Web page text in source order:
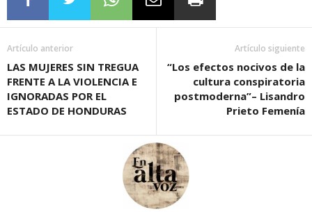
Artículo anterior
LAS MUJERES SIN TREGUA
FRENTE A LA VIOLENCIA E
IGNORADAS POR EL
ESTADO DE HONDURAS
Artículo siguiente
“Los efectos nocivos de la
cultura conspiratoria
postmoderna”– Lisandro
Prieto Femenía